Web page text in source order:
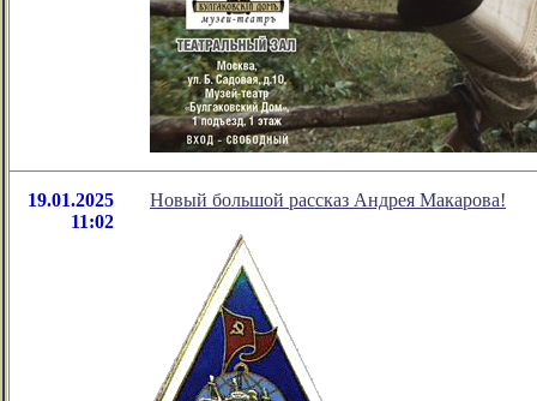
19.01.2025
11:02
Новый большой рассказ Андрея Макарова!